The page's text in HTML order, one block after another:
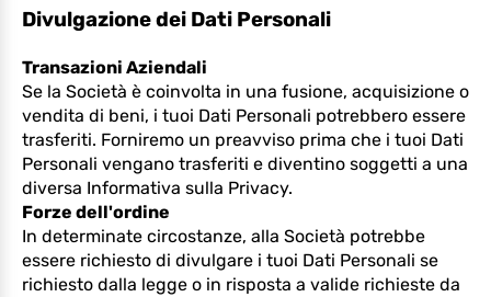
Divulgazione dei Dati Personali
Transazioni Aziendali
Se la Società è coinvolta in una fusione, acquisizione o
vendita di beni, i tuoi Dati Personali potrebbero essere
trasferiti. Forniremo un preavviso prima che i tuoi Dati
Personali vengano trasferiti e diventino soggetti a una
diversa Informativa sulla Privacy.
Forze dell'ordine
In determinate circostanze, alla Società potrebbe
essere richiesto di divulgare i tuoi Dati Personali se
richiesto dalla legge o in risposta a valide richieste da